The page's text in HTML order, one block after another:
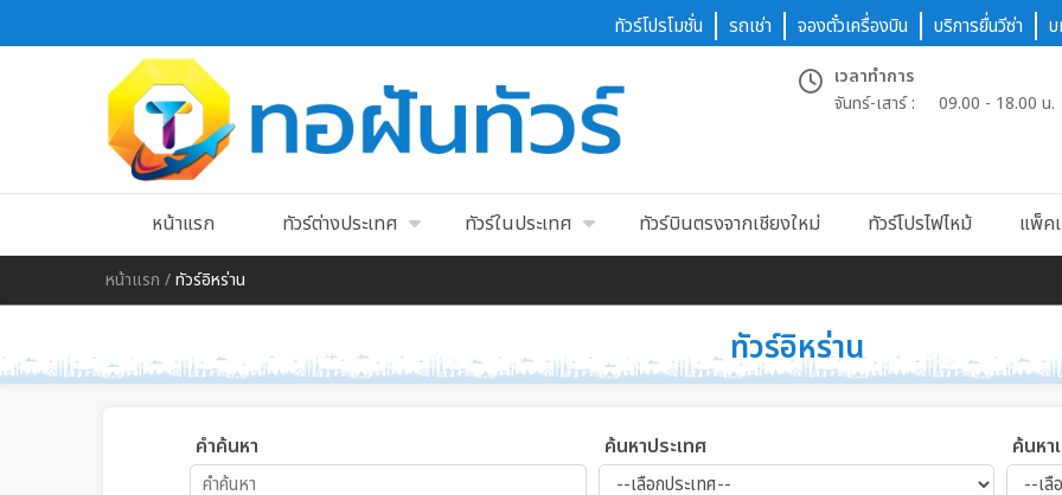
ทัวร์โปรโมชั่น รถเช่า จองตั๋วเครื่องบิน บริการยื่นวีซ่า
เวลาทำการ
จันทร์-เสาร์ :
09.00 - 18.00 น.
หน้าแรก ทัวร์ต่างประเทศ ทัวร์ในประเทศ ทัวร์บินตรงจากเชียงใหม่ ทัวร์โปรไฟไหม้ แพ็ค
หน้าแรก /ทัวร์อิหร่าน
ทัวร์อิหร่าน
คำค้นหา ค้นหาประเทศ ค้นหา